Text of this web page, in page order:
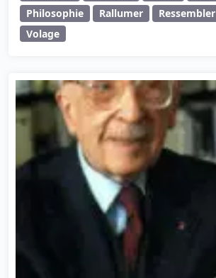
Philosophie
Rallumer Ressembler
Volage